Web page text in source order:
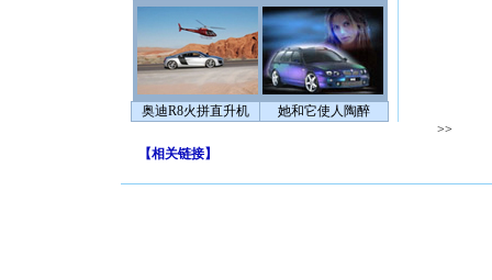
奥迪R8火拼直升机 她和它使人陶醉
>>
【相关链接】